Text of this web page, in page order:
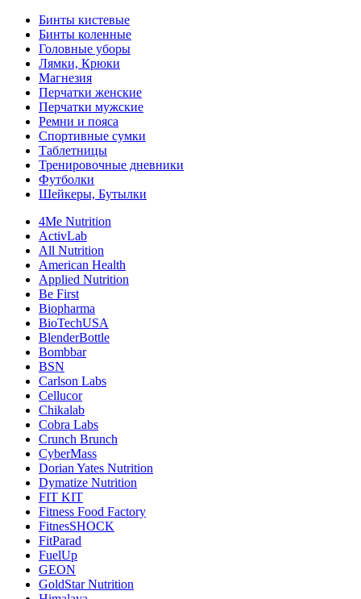
Бинты кистевые
Бинты коленные
Головные уборы
Лямки, Крюки
Магнезия
Перчатки женские
Перчатки мужские
Ремни и пояса
Спортивные сумки
Таблетницы
Тренировочные дневники
Футболки
Шейкеры, Бутылки
4Me Nutrition
ActivLab
All Nutrition
American Health
Applied Nutrition
Be First
Biopharma
BioTechUSA
BlenderBottle
Bombbar
BSN
Carlson Labs
Cellucor
Chikalab
Cobra Labs
Crunch Brunch
CyberMass
Dorian Yates Nutrition
Dymatize Nutrition
FIT KIT
Fitness Food Factory
FitnesSHOCK
FitParad
FuelUp
GEON
GoldStar Nutrition